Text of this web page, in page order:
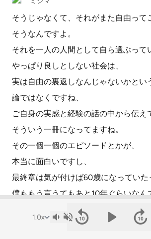
そうじゃなくて、それがまた自由って
そうなんですよ。
それを一人の人間として自ら選ぶって
やっぱり良しとしない社会は、
実は自由の裏返しなんじゃないかとい
論ではなくですね、
ご自身の実感と経験の話の中から伝え
そういう一冊になってますね。
その一個一個のエピソードとかが、
本当に面白いですし、
最終章は気が付けば60歳になっていた
僕ももう言うてもあと10年ぐらいなん
もうすぐのことだなみたいなふうに思
その自分が置いていく中と、